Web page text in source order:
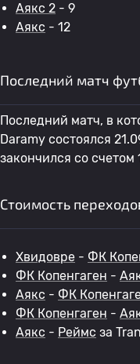
Аякс 2 - 9
Аякс - 12
Последний матч
Последний матч, в
Daramy состоялся
закончился со счетом
Стоимость
Хвидовре - ФК
ФК Копенгаген -
Аякс - ФК
ФК Копенгаген -
Аякс - Реймс за